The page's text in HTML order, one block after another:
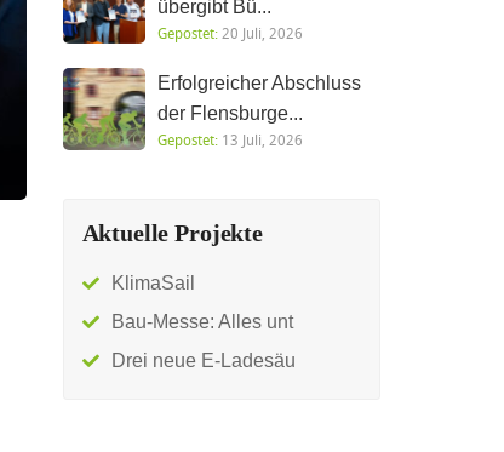
übergibt Bü...
Gepostet:20 Juli, 2026
Erfolgreicher Abschluss
der Flensburge...
Gepostet:13 Juli, 2026
Aktuelle Projekte
KlimaSail
Bau-Messe: Alles unt
Drei neue E-Ladesäu